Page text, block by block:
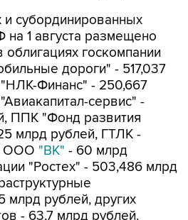
и субординированных
1 августа размещено
облигациях госкомпании
дороги" - 517,037
Финанс" - 250,667
сервис" -
ППК "Фонд развития
млрд рублей, ГТЛК -
ООО "ВК" - 60 млрд
"Ростех" - 503,486 млрд
млрд рублей, других
- 63,7 млрд рублей,